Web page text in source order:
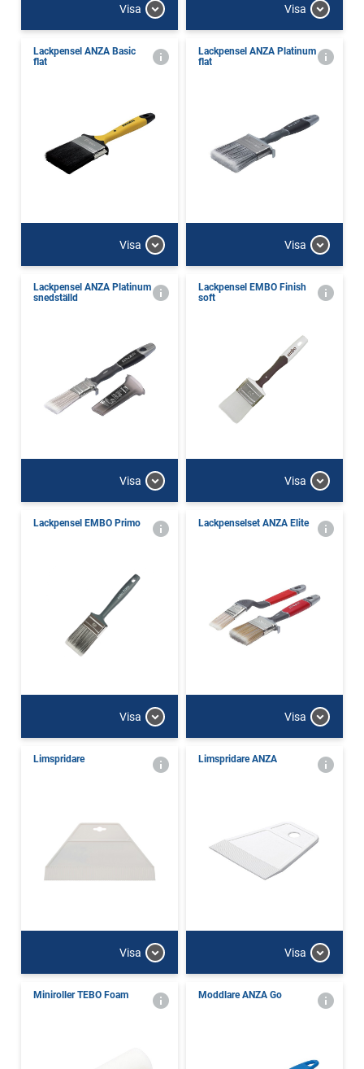
Visa Visa
Lackpensel ANZA Basic
flat
Visa
Lackpensel ANZA Platinum
flat
Visa
Lackpensel ANZA Platinum
snedställd
Visa
Lackpensel EMBO Finish
soft
Visa
Lackpensel EMBO Primo
Visa
Lackpenselset ANZA Elite
Visa
Limspridare
Visa
Limspridare ANZA
Visa
Miniroller TEBO Foam Moddlare ANZA Go